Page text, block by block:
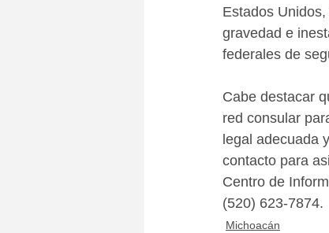
Estados
gravedad e
federales de
Cabe destacar
red consular
legal adecuada
contacto para
Centro de
(520) 623-7874.
Michoacán